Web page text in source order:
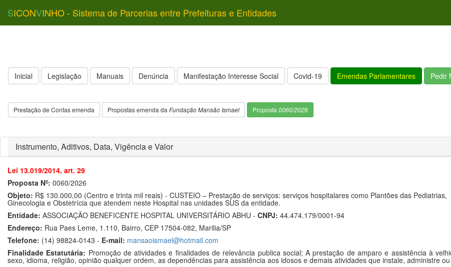
SICONVINHO - Sistema de Parcerias entre Prefeituras e Entidades
Inicial Legislação Manuais Denúncia Manifestação Interesse Social Covid-19 Emendas Parlamentares Pedir
Prestação de Contas emenda Propostas emenda da Fundação Mansão Ismael Proposta 0060/2026
Instrumento, Aditivos, Data, Vigência e Valor
Lei 13.019/2014, art. 29
Proposta Nº: 0060/2026
Objeto: R$ 130.000,00 (Centro e trinta mil reais) - CUSTEIO – Prestação de serviços: serviços hospitalares como Plantões das Pediatrias,
Ginecologia e Obstetrícia que atendem neste Hospital nas unidades SUS da entidade.
Entidade: ASSOCIAÇÃO BENEFICENTE HOSPITAL UNIVERSITÁRIO ABHU - CNPJ: 44.474.179/0001-94
Endereço: Rua Paes Leme, 1.110, Bairro, CEP 17504-082, Marilia/SP
Telefone: (14) 98824-0143 - E-mail: mansaoismael@hotmail.com
Finalidade Estatutária: Promoção de atividades e finalidades de relevância publica social; A prestação de amparo e assistência à
sexo, idioma, religião, opinião qualquer ordem, as dependências para assistência aos idosos e demais atividades que instale, administre